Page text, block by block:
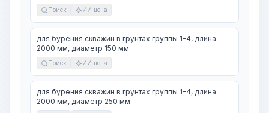
Поиск ИИ цена
для бурения скважин в грунтах группы 1-4, длина
2000 мм, диаметр 150 мм
Поиск ИИ цена
для бурения скважин в грунтах группы 1-4, длина
2000 мм, диаметр 250 мм